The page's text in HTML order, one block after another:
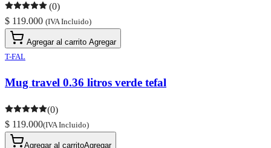
(0)
$ 119.000 (IVA Incluido)
Agregar al carrito Agregar
T-FAL
Mug travel 0.36 litros verde tefal
(0)
$ 119.000(IVA Incluido)
Agregar al carritoAgregar